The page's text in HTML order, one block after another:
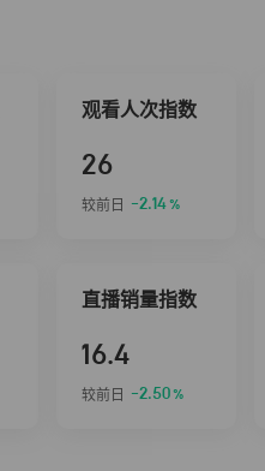
观看人次指数
26
较前日 -2.14%
直播销量指数
16.4
较前日 -2.50%